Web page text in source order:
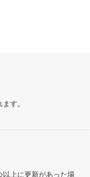
す。
上に更新があった場